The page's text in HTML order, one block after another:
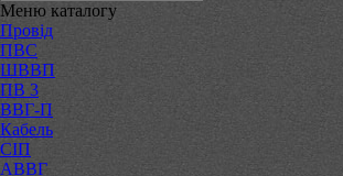
Меню каталогу
Провід
ПВС
ШВВП
ПВ 3
ВВГ-П
Кабель
СІП
АВВГ